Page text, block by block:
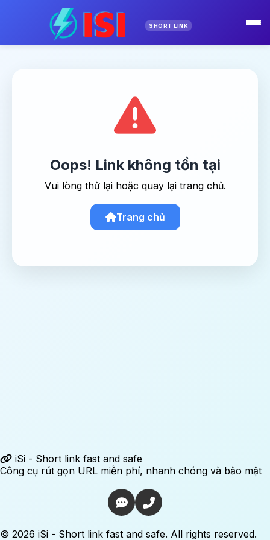
SHORT LINK
Oops! Link không tồn tại
Vui lòng thử lại hoặc quay lại trang chủ.
Trang chủ
iSi - Short link fast and safe
Công cụ rút gọn URL miễn phí, nhanh chóng và bảo mật
© 2026 iSi - Short link fast and safe. All rights reserved.